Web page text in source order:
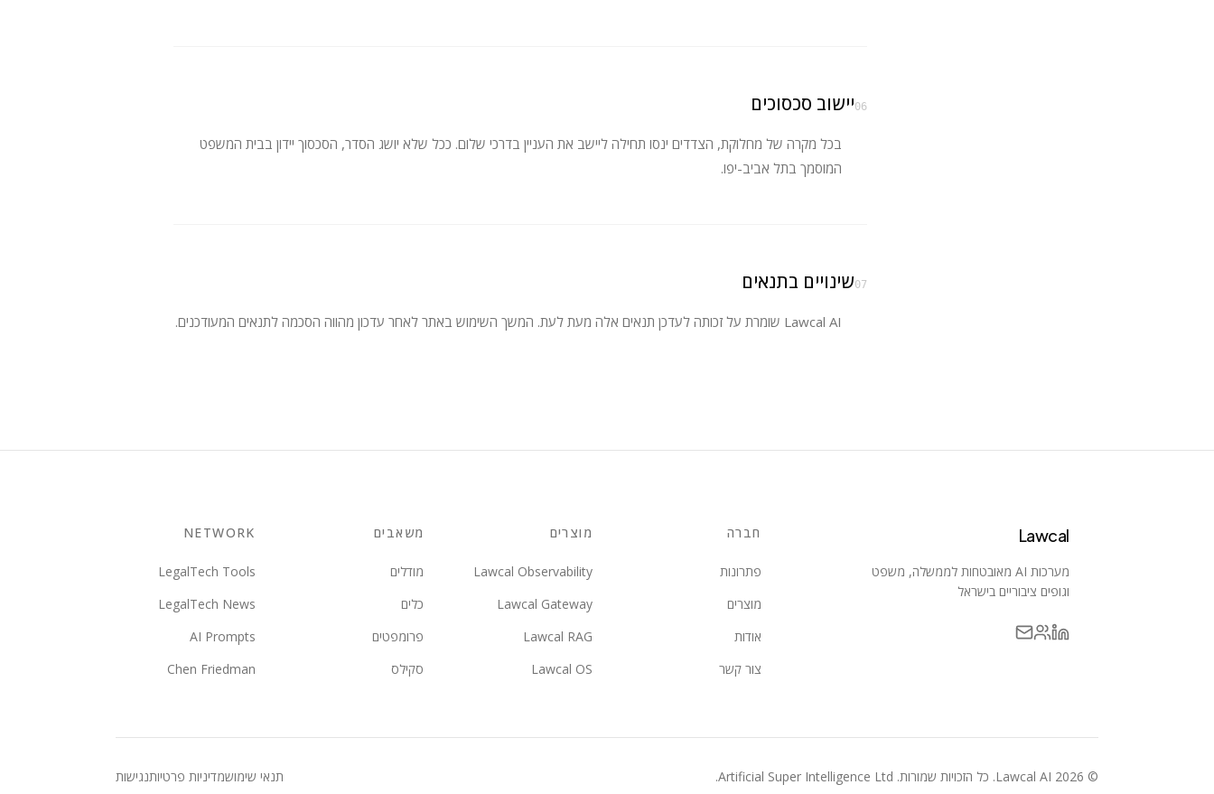
06יישוב סכסוכים
בכל מקרה של מחלוקת, הצדדים ינסו תחילה ליישב את העניין בדרכי שלום. ככל שלא יושג הסדר, הסכסוך יידון בבית המשפט
המוסמך בתל אביב-יפו.
07שינויים בתנאים
Lawcal AI שומרת על זכותה לעדכן תנאים אלה מעת לעת. המשך השימוש באתר לאחר עדכון מהווה הסכמה לתנאים המעודכנים.
Lawcal
מערכות AI מאובטחות לממשלה, משפט
וגופים ציבוריים בישראל
חברה
פתרונות
מוצרים
אודות
צור קשר
מוצרים
Lawcal Observability
Lawcal Gateway
Lawcal RAG
Lawcal OS
משאבים
מודלים
כלים
פרומפטים
סקילס
NETWORK
LegalTech Tools
LegalTech News
AI Prompts
Chen Friedman
©
2026 כל הזכויות שמורות. Artificial Super Intelligence Ltd. תנאי שימושמדיניות פרטיותנגישות